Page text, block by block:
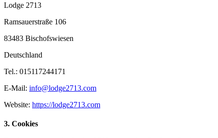
Lodge 2713
Ramsauerstraße 106
83483 Bischofswiesen
Deutschland
Tel.: 015117244171
E-Mail: info@lodge2713.com
Website: https://lodge2713.com
3. Cookies